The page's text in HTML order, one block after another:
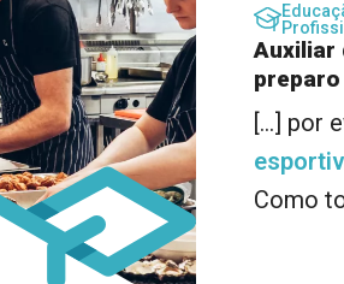
Auxiliar
[...] por
Como